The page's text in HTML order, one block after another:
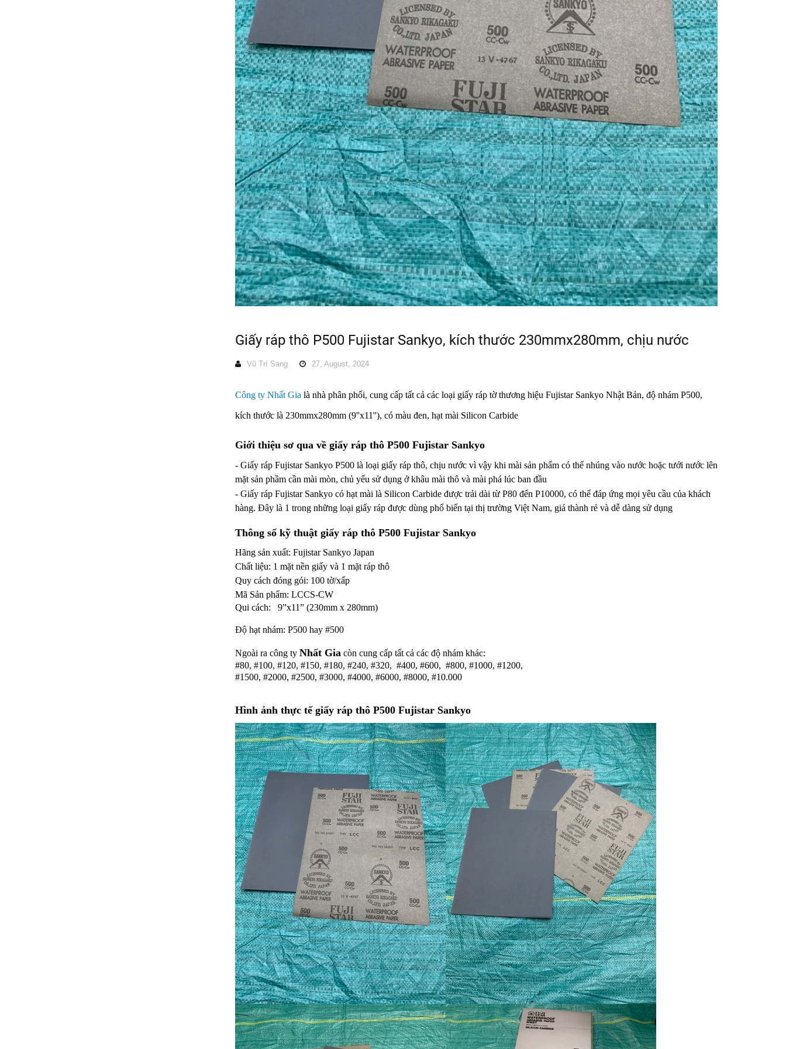
Giấy ráp thô P500 Fujistar Sankyo, kích thước 230mmx280mm, chịu nước
Vũ Trí Sang 27, August, 2024
Công ty Nhất Gia là nhà phân phối, cung cấp tất cả các loại giấy ráp tờ thương hiệu Fujistar Sankyo Nhật Bản, độ nhám P500,
kích thước là 230mmx280mm (9''x11''), có màu đen, hạt mài Silicon Carbide
Giới thiệu sơ qua về giấy ráp thô P500 Fujistar Sankyo
- Giấy ráp Fujistar Sankyo P500 là loại giấy ráp thô, chịu nước vì vậy khi mài sản phẩm có thể nhúng vào nước hoặc tưới nước lên
mặt sản phầm cần mài mòn, chủ yếu sử dụng ở khâu mài thô và mài phá lúc ban đầu
- Giấy ráp Fujistar Sankyo có hạt mài là Silicon Carbide được trải dài từ P80 đến P10000, có thể đáp ứng mọi yêu cầu của khách
hàng. Đây là 1 trong những loại giấy ráp được dùng phổ biến tại thị trường Việt Nam, giá thành rẻ và dễ dàng sử dụng
Thông số kỹ thuật giấy ráp thô P500 Fujistar Sankyo
Hãng sản xuất: Fujistar Sankyo Japan
Chất liệu: 1 mặt nền giấy và 1 mặt ráp thô
Quy cách đóng gói: 100 tờ/xấp
Mã Sản phẩm: LCCS-CW
Qui cách: 9”x11” (230mm x 280mm)
Độ hạt nhám: P500 hay #500
Ngoài ra công ty Nhất Gia còn cung cấp tất cả các độ nhám khác:
#80, #100, #120, #150, #180, #240, #320, #400, #600, #800, #1000, #1200,
#1500, #2000, #2500, #3000, #4000, #6000, #8000, #10.000
Hình ảnh thực tế giấy ráp thô P500 Fujistar Sankyo